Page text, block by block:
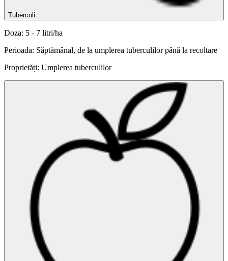
Tuberculi
Doza: 5 - 7 litri/ha
Perioada: Săptămânal, de la umplerea tuberculilor până la recoltare
Proprietăți: Umplerea tuberculilor